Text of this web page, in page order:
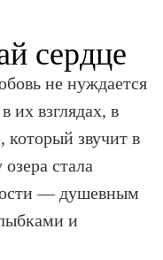
сердце
не нуждается
их взглядах, в
который звучит в
стала
— душевным
и